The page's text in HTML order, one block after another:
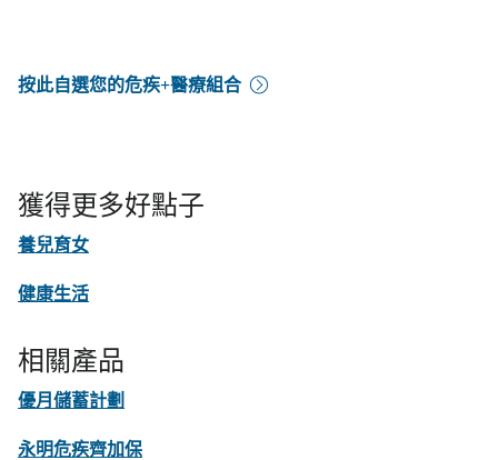
按此自選您的危疾+醫療組合
獲得更多好點子
養兒育女
健康生活
相關產品
優月儲蓄計劃
永明危疾齊加保